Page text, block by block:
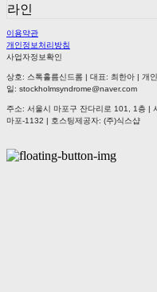
라인
이용약관
개인정보처리방침
사업자정보확인
상호: 스톡홀름신드롬 | 대표: 최한아 | 개
일: stockholmsyndrome@naver.com
주소: 서울시 마포구 잔다리로 101, 1층 |
마포-1132 | 호스팅제공자: (주)식스샵